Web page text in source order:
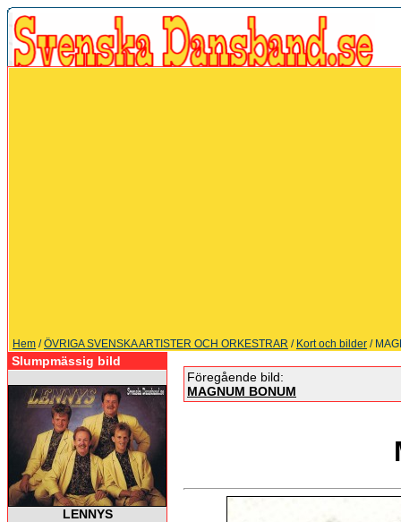
Hem /ÖVRIGA SVENSKA ARTISTER OCH ORKESTRAR / Kort och bilder /
Slumpmässig bild
LENNYS
Föregående bild:
MAGNUM BONUM